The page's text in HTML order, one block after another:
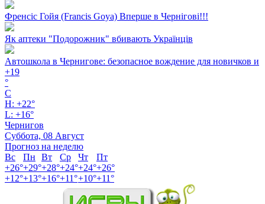
Френсіс Гойя (Francis Goya) Вперше в Чернігові!!!
Як аптеки "Подорожник" вбивають Українців
Автошкола в Чернигове: безопасное вождение для новичков и
+19
°
C
H: +22°
L: +16°
Чернигов
Суббота, 08 Август
Прогноз на неделю
Вс
Пн Вт Ср Чт
Пт
+26°+29°+28°+24°+24°+26°
+12°+13°+16°+11°+10°+11°